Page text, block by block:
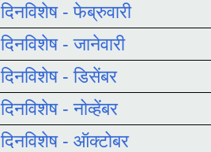
दिनविशेष - फेब्रुवारी
दिनविशेष - जानेवारी
दिनविशेष - डिसेंबर
दिनविशेष - नोव्हेंबर
दिनविशेष - ऑक्टोबर